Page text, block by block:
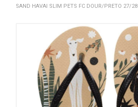
SAND HAVAI SLIM PETS FC DOUR/PRETO 27/28